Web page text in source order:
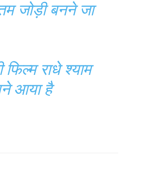
जोड़ी बनने जा
राधे श्याम
आया है